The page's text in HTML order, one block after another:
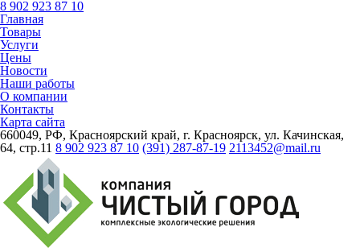
8 902 923 87 10
Главная
Товары
Услуги
Цены
Новости
Наши работы
О компании
Контакты
Карта сайта
660049, РФ, Красноярский край, г. Красноярск, ул. Качинская,
64, стр.11 8 902 923 87 10 (391) 287-87-19 2113452@mail.ru